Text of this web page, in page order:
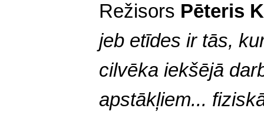
Režisors Pēteris
jeb etīdes ir tās,
cilvēka iekšējā
apstākļiem...